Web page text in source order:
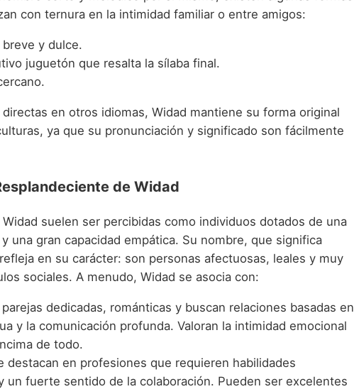
con ternura en la intimidad familiar o entre amigos:
breve y dulce.
juguetón que resalta la sílaba final.
en otros idiomas, Widad mantiene su forma original
ya que su pronunciación y significado son fácilmente
de Widad
suelen ser percibidas como individuos dotados de una
una gran capacidad empática. Su nombre, que significa
en su carácter: son personas afectuosas, leales y muy
sociales. A menudo, Widad se asocia con:
parejas dedicadas, románticas y buscan relaciones basadas en
y la comunicación profunda. Valoran la intimidad emocional
de todo.
destacan en profesiones que requieren habilidades
un fuerte sentido de la colaboración. Pueden ser excelentes